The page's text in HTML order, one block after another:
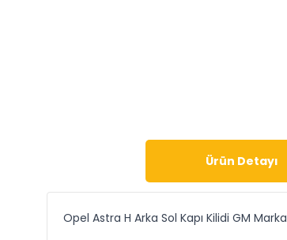
Ürün Detayı
Opel Astra H Arka Sol Kapı Kilidi GM Marka